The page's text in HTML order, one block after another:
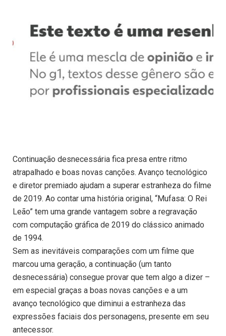
Continuação desnecessária fica presa entre ritmo
atrapalhado e boas novas canções. Avanço tecnológico
e diretor premiado ajudam a superar estranheza do filme
de 2019. Ao contar uma história original, “Mufasa: O Rei
Leão” tem uma grande vantagem sobre a regravação
com computação gráfica de 2019 do clássico animado
de 1994.
Sem as inevitáveis comparações com um filme que
marcou uma geração, a continuação (um tanto
desnecessária) consegue provar que tem algo a dizer –
em especial graças a boas novas canções e a um
avanço tecnológico que diminui a estranheza das
expressões faciais dos personagens, presente em seu
antecessor.